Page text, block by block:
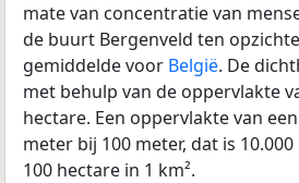
mate van concentratie van
de buurt Bergenveld ten
gemiddelde voor België. De
met behulp van de oppervlakte
hectare. Een oppervlakte van
meter bij 100 meter, dat is
100 hectare in 1 km².